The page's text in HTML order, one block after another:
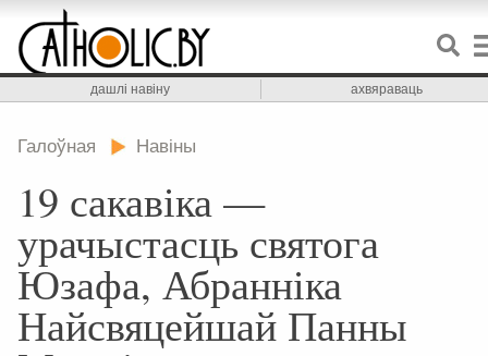
дашлі навіну ахвяраваць
Галоўная Навіны
19 сакавіка —
урачыстасць святога
Юзафа, Абранніка
Найсвяцейшай Панны